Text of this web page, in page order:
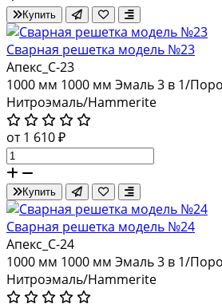
Купить
Сварная решетка модель №23
Апекс_С-23
1000 мм 1000 мм Эмаль 3 в 1/
Нитроэмаль/Hammerite
от 1 610 ₽
Купить
Сварная решетка модель №24
Апекс_С-24
1000 мм 1000 мм Эмаль 3 в 1/
Нитроэмаль/Hammerite